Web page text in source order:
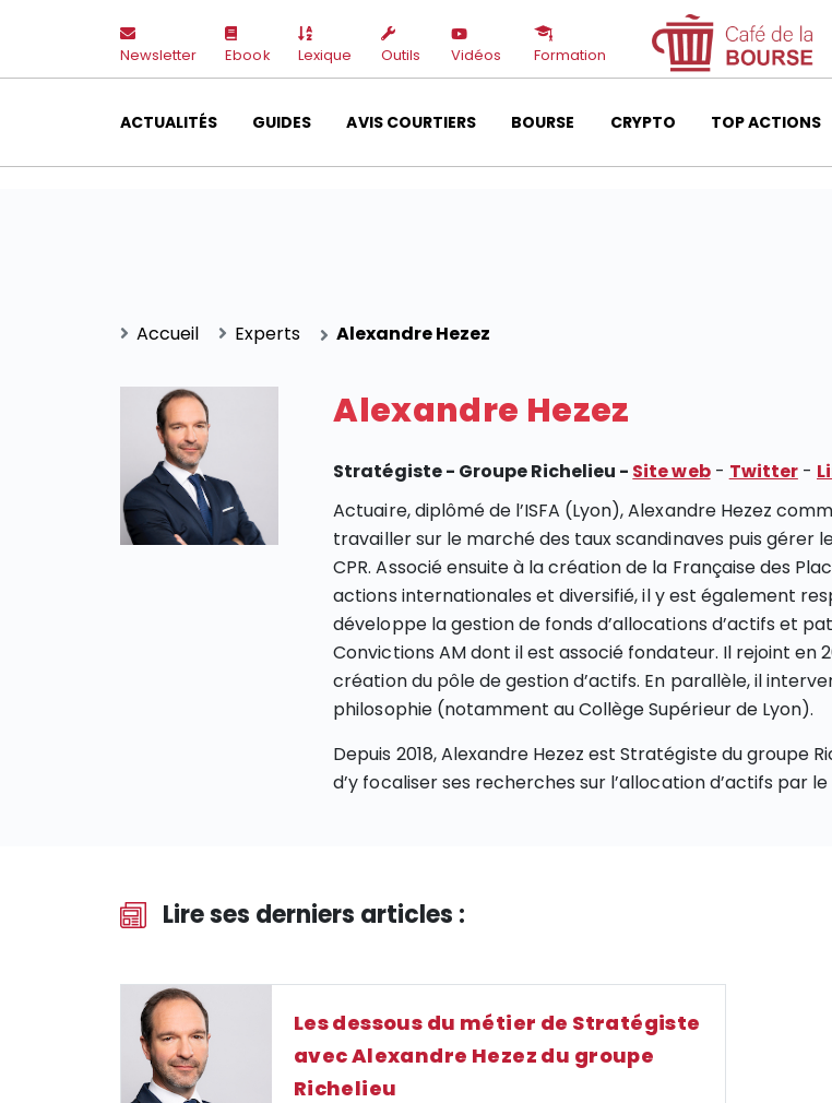
Newsletter Ebook Lexique Outils Vidéos Formation
ACTUALITÉS GUIDES AVIS COURTIERS BOURSE CRYPTO TOP ACTIONS
Accueil Experts Alexandre Hezez
Alexandre Hezez
Stratégiste - Groupe Richelieu - Site web- Twitter-
Actuaire, diplômé de l’ISFA (Lyon), Alexandre Hezez
travailler sur le marché des taux scandinaves puis gérer
CPR. Associé ensuite à la création de la Française des
actions internationales et diversifié, il y est également
développe la gestion de fonds d’allocations d’actifs et
Convictions AM dont il est associé fondateur. Il rejoint
création du pôle de gestion d’actifs. En parallèle, il
philosophie (notamment au Collège Supérieur de Lyon).
Depuis 2018, Alexandre Hezez est Stratégiste du groupe
d’y focaliser ses recherches sur l’allocation d’actifs
Lire ses derniers articles :
Les dessous du métier de Stratégiste
avec Alexandre Hezez du groupe
Richelieu